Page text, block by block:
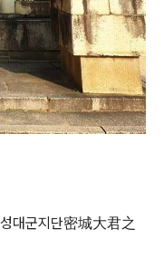
대군지단密城大君之